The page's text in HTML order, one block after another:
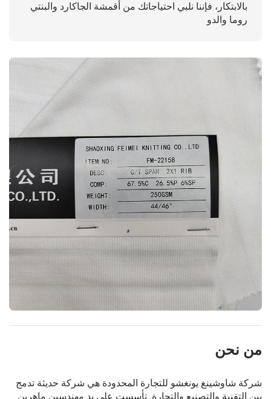
بالابتكار، فإننا نلبي احتياجاتك من أقمشة الجاكارد والبنتي
روما والدو
من نحن
شركة شاوشينغ يونغشو للتجارة المحدودة هي شركة حديثة تدمج
بين التقنية والتصنيع والتجارة. تأسست على يد مهندسين ماهرين